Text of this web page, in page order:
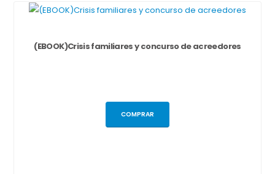
(EBOOK)Crisis familiares y concurso de acreedores
COMPRAR